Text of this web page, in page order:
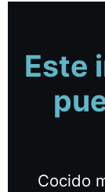
Este
Cocido